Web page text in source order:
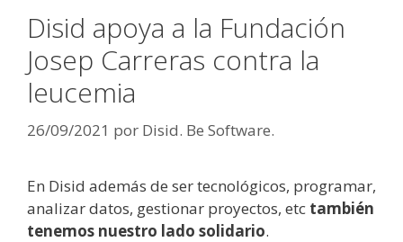
Disid apoya a la Fundación
Josep Carreras contra la
leucemia
26/09/2021 por Disid. Be Software.
En Disid además de ser tecnológicos, programar,
analizar datos, gestionar proyectos, etc también
tenemos nuestro lado solidario.